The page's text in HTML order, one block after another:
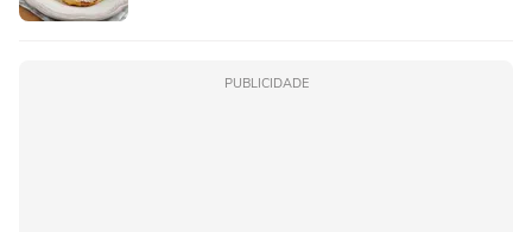
PUBLICIDADE